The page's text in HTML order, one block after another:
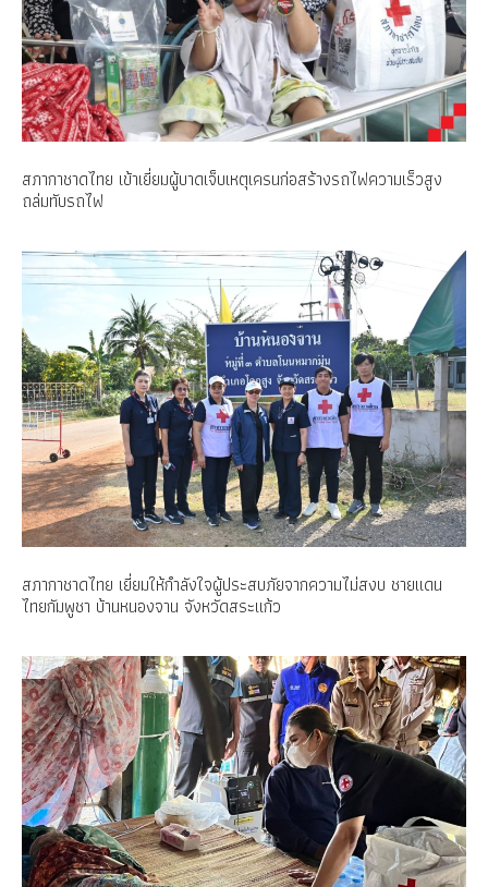
สภากาชาดไทย เข้าเยี่ยมผู้บาดเจ็บเหตุเครนก่อสร้างรถไฟความเร็วสูง
ถล่มทับรถไฟ
สภากาชาดไทย เยี่ยมให้กำลังใจผู้ประสบภัยจากความไม่สงบ ชายแดน
ไทยกัมพูชา บ้านหนองจาน จังหวัดสระแก้ว